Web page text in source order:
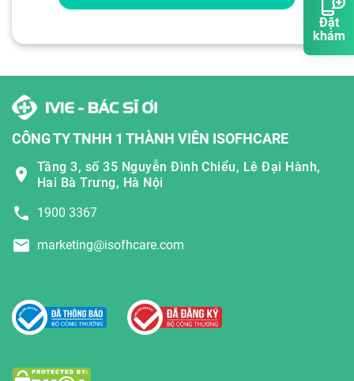
Đặt
khám
CÔNG TY TNHH 1 THÀNH VIÊN ISOFHCARE
Tầng 3, số 35 Nguyễn Đình Chiểu, Lê Đại Hành,
Hai Bà Trưng, Hà Nội
1900 3367
marketing@isofhcare.com